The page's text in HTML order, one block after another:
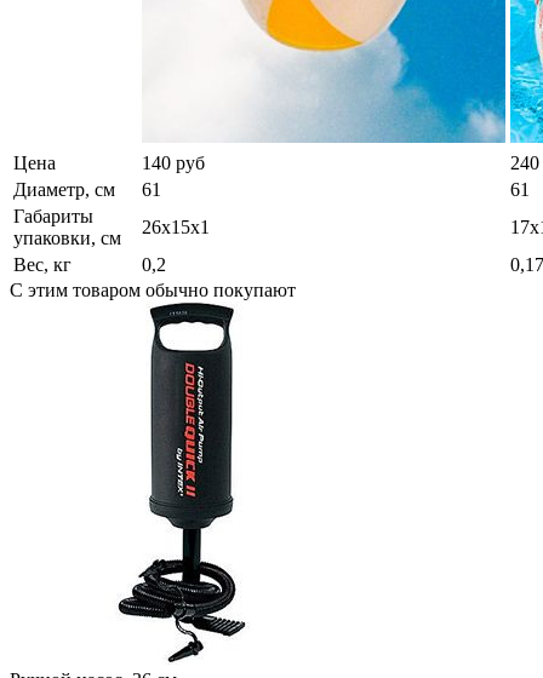
Цена 140 руб
Диаметр, см
61
61
Габариты
упаковки, см
26х15х1
Вес, кг
0,2
0,17
С этим товаром обычно покупают